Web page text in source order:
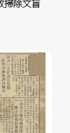
掃除文盲